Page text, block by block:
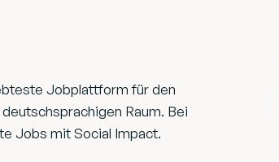
Jobplattform für den
Raum. Bei
Jobs mit Social Impact.